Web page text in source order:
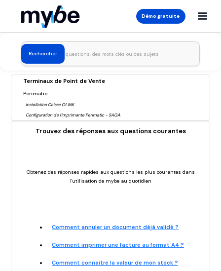
Démo gratuite
Terminaux de Point de Vente
Perimatic
Installation Caisse OLINK
Configuration de l'imprimante Perimatic - SAGA
Trouvez des réponses aux questions courantes
Obtenez des réponses rapides aux questions les plus courantes dans
l'utilisation de mybe au quotidien
Comment annuler un document déjà validé ?
Comment imprimer une facture au format A4 ?
Comment connaitre la valeur de mon stock ?